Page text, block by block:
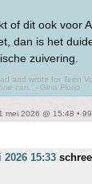
of dit ook voor
dan is het
zuivering.
and wrote for Teen
can.' - Gina Florio
mei 2026 @ 15:48 • 99
15:33